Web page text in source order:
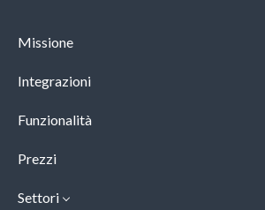
Missione
Integrazioni
Funzionalità
Prezzi
Settori